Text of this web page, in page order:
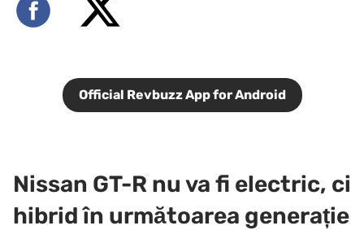
Official Revbuzz App for Android
Nissan GT-R nu va fi electric, ci
hibrid în următoarea generație